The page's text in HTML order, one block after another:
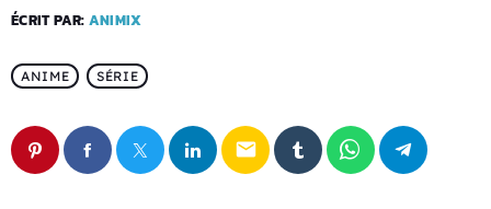
ÉCRIT PAR: ANIMIX
ANIME SÉRIE
email